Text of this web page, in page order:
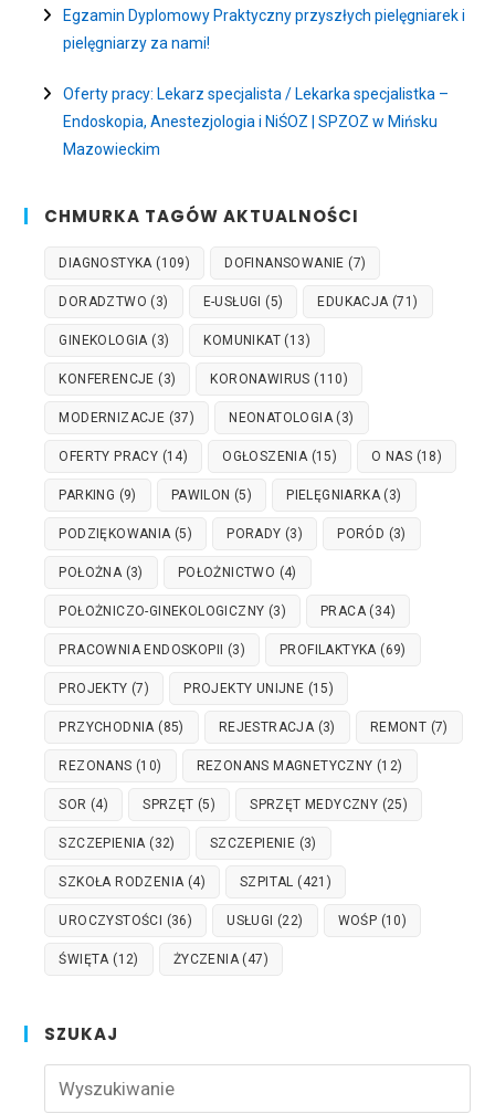
Egzamin Dyplomowy Praktyczny przyszłych pielęgniarek i
pielęgniarzy za nami!
Oferty pracy: Lekarz specjalista / Lekarka specjalistka –
Endoskopia, Anestezjologia i NiŚOZ | SPZOZ w Mińsku
Mazowieckim
CHMURKA TAGÓW AKTUALNOŚCI
DIAGNOSTYKA(109) DOFINANSOWANIE (7)
DORADZTWO (3) E-USŁUGI (5) EDUKACJA(71)
GINEKOLOGIA(3) KOMUNIKAT (13)
KONFERENCJE (3) KORONAWIRUS (110)
MODERNIZACJE (37) NEONATOLOGIA(3)
OFERTY PRACY (14) OGŁOSZENIA(15) O NAS (18)
PARKING (9) PAWILON (5) PIELĘGNIARKA(3)
PODZIĘKOWANIA(5) PORADY (3) PORÓD (3)
POŁOŻNA(3) POŁOŻNICTWO (4)
POŁOŻNICZO-GINEKOLOGICZNY (3) PRACA(34)
PRACOWNIA ENDOSKOPII (3) PROFILAKTYKA(69)
PROJEKTY (7) PROJEKTY UNIJNE (15)
PRZYCHODNIA(85) REJESTRACJA(3) REMONT (7)
REZONANS (10) REZONANS MAGNETYCZNY (12)
SOR (4) SPRZĘT (5) SPRZĘT MEDYCZNY (25)
SZCZEPIENIA(32) SZCZEPIENIE (3)
SZKOŁA RODZENIA(4) SZPITAL (421)
UROCZYSTOŚCI (36) USŁUGI (22) WOŚP (10)
ŚWIĘTA(12) ŻYCZENIA(47)
SZUKAJ